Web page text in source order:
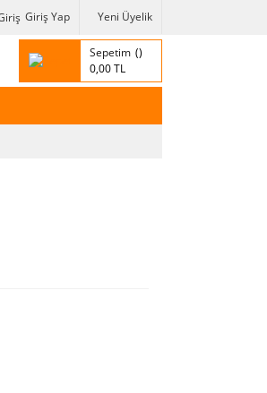
Giriş Yap Yeni Üyelik
Sepetim
0,00 TL